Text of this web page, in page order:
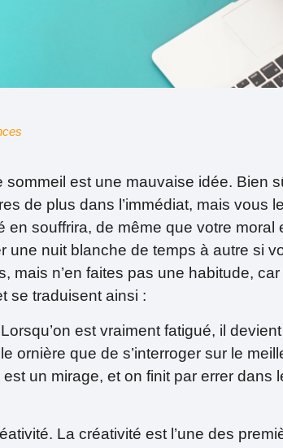
sommeil est une mauvaise idée. Bien
de plus dans l’immédiat, mais vous
en souffrira, de même que votre
une nuit blanche de temps à autre si
mais n’en faites pas une habitude,
se traduisent ainsi :
Lorsqu’on est vraiment fatigué, il
ornière que de s’interroger sur le
est un mirage, et on finit par errer dans
La créativité est l’une des